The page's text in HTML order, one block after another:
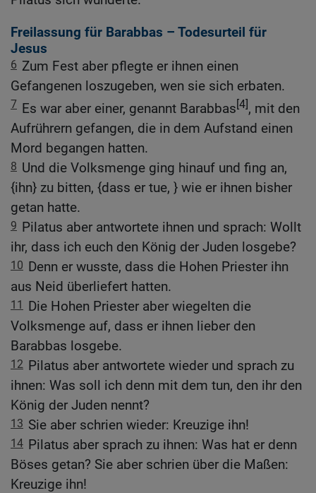
Freilassung für Barabbas – Todesurteil für
Jesus
6 Zum Fest aber pflegte er ihnen einen
Gefangenen loszugeben, wen sie sich erbaten.
7 Es war aber einer, genannt Barabbas[4], mit den
Aufrührern gefangen, die in dem Aufstand einen
Mord begangen hatten.
8 Und die Volksmenge ging hinauf und fing an,
{ihn} zu bitten, {dass er tue, } wie er ihnen bisher
getan hatte.
9 Pilatus aber antwortete ihnen und sprach: Wollt
ihr, dass ich euch den König der Juden losgebe?
10 Denn er wusste, dass die Hohen Priester ihn
aus Neid überliefert hatten.
11 Die Hohen Priester aber wiegelten die
Volksmenge auf, dass er ihnen lieber den
Barabbas losgebe.
12 Pilatus aber antwortete wieder und sprach zu
ihnen: Was soll ich denn mit dem tun, den ihr den
König der Juden nennt?
13 Sie aber schrien wieder: Kreuzige ihn!
14 Pilatus aber sprach zu ihnen: Was hat er denn
Böses getan? Sie aber schrien über die Maßen:
Kreuzige ihn!